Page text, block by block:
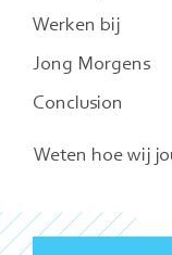
Werken bij
Jong Morgens
Conclusion
Weten hoe wij